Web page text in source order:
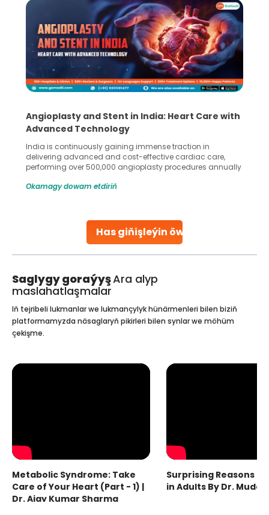
Has giňişleýin öwreniň
Angioplasty and Stent in India: Heart Care with
Advanced Technology
India is continuously gaining immense traction in
delivering advanced and cost-effective cardiac care,
performing over 500,000 angioplasty procedures annually
globe are searching for treatments like angioplasty and
Studies, such as one published
Okamagy dowam etdiriň
Saglygy goraýyşAra alyp
maslahatlaşmalar
Iň tejribeli lukmanlar we lukmançylyk hünärmenleri bilen biziň
platformamyzda näsaglaryň pikirleri bilen synlar we möhüm
çekişme.
Metabolic Syndrome: Take
Care of Your Heart (Part - 1) |
Dr. Ajay Kumar Sharma
Surprising Reasons
in Adults By Dr.